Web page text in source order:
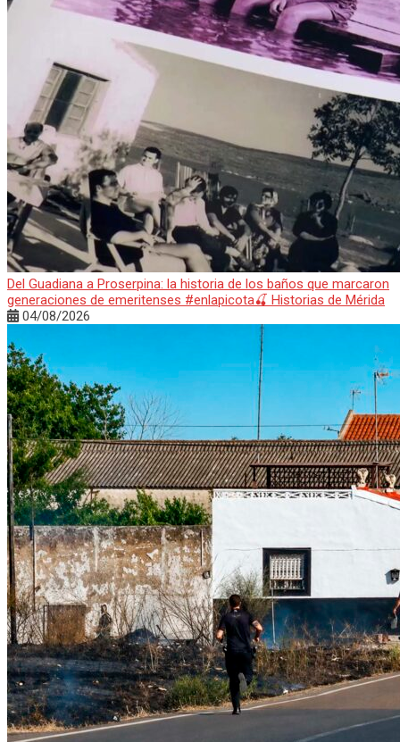
Del Guadiana a Proserpina: la historia de los baños que marcaron
generaciones de emeritenses #enlapicota🍒 Historias de Mérida
04/08/2026